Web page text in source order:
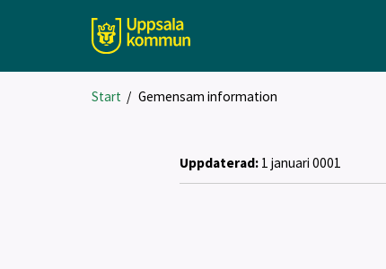
Start / Gemensam information
Uppdaterad:1 januari 0001